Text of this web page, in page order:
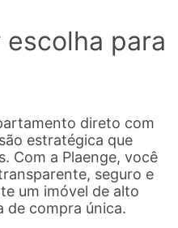
escolha para
direto com
estratégica que
Com a Plaenge, você
seguro e
um imóvel de alto
de compra única.